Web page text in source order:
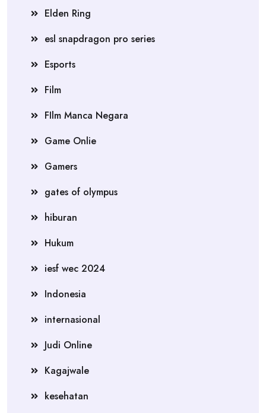
Elden Ring
esl snapdragon pro series
Esports
Film
FIlm Manca Negara
Game Onlie
Gamers
gates of olympus
hiburan
Hukum
iesf wec 2024
Indonesia
internasional
Judi Online
Kagajwale
kesehatan